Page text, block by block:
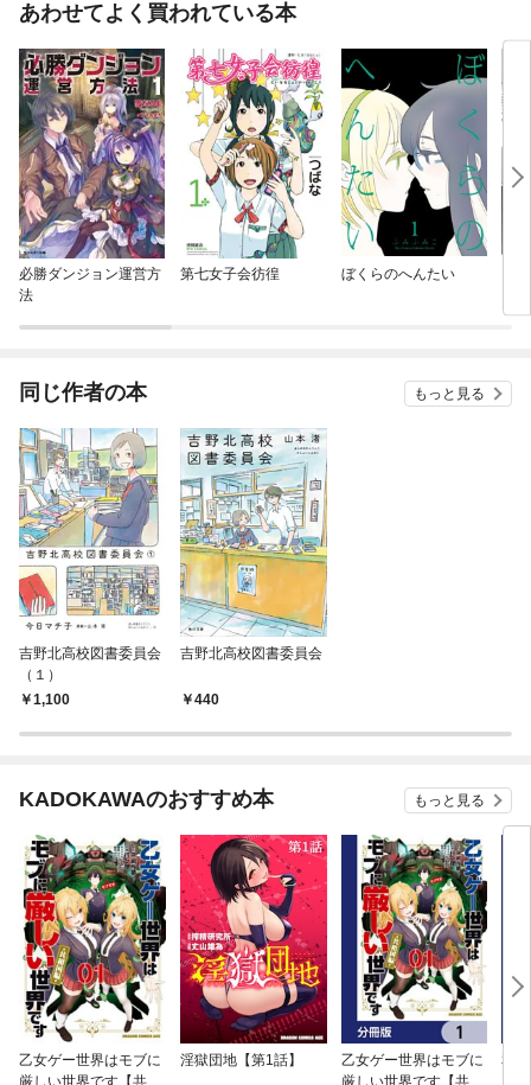
あわせてよく買われている本
必勝ダンジョン運営方
法
第七女子会彷徨 ぼくらのへんたい
同じ作者の本 もっと見る
吉野北高校図書委員会
（１）
1,100
吉野北高校図書委員会
440
KADOKAWAのおすすめ本 もっと見る
乙女ゲー世界はモブに
淫獄団地【第1話】
乙女ゲー世界はモブに
私